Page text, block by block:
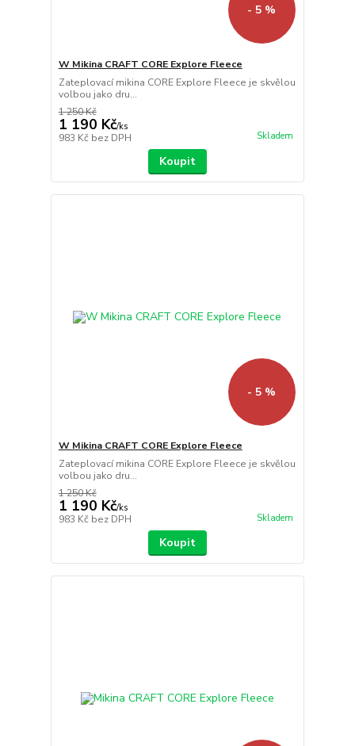
- 5 %
W Mikina CRAFT CORE Explore Fleece
Zateplovací mikina CORE Explore Fleece je skvělou
volbou jako dru...
1 250 Kč
1 190 Kč/ks
983 Kč bez DPH Skladem
Koupit
- 5 %
W Mikina CRAFT CORE Explore Fleece
Zateplovací mikina CORE Explore Fleece je skvělou
volbou jako dru...
1 250 Kč
1 190 Kč/ks
983 Kč bez DPH Skladem
Koupit